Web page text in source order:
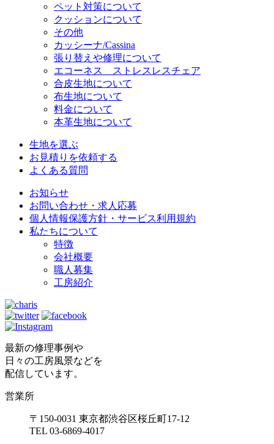
ペット対策について
クッションについて
その他
カッシーナ/Cassina
張り替えや修理について
エコーネス ストレスレスチェア
合皮生地について
布生地について
料金について
本革生地について
生地を選ぶ
お見積りを依頼する
よくある質問
お知らせ
お問い合わせ・求人応募
個人情報保護方針・サービス利用規約
私たちについて
特徴
会社概要
職人募集
工房紹介
最新の修理事例や
日々の工房風景などを
配信しています。
営業所
〒150-0031 東京都渋谷区桜丘町17-12
TEL 03-6869-4017